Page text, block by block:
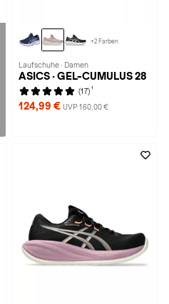
+2 Farben
Laufschuhe · Damen
ASICS · GEL-CUMULUS 28
(17) 1
124,99 € UVP 160,00 €